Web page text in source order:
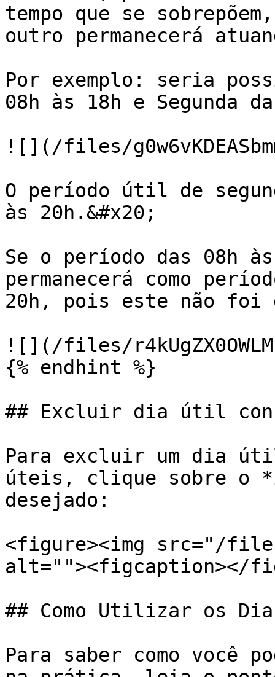
tempo que se
outro permanecerá
Por exemplo: seria
08h às 18h e Segunda
![](/files/
O período útil de
às 20h.&#x20;
Se o período das 08h
permanecerá como
20h, pois este não foi
![](/files/
{% endhint %}
## Excluir dia útil
Para excluir um dia
úteis, clique sobre o
desejado:
<figure><img src="/files/
alt=""><figcaption></
## Como Utilizar os
Para saber como